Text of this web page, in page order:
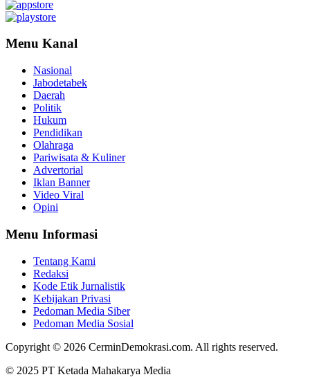
Menu Kanal
Nasional
Jabodetabek
Daerah
Politik
Hukum
Pendidikan
Olahraga
Pariwisata & Kuliner
Advertorial
Iklan Banner
Video Viral
Opini
Menu Informasi
Tentang Kami
Redaksi
Kode Etik Jurnalistik
Kebijakan Privasi
Pedoman Media Siber
Pedoman Media Sosial
Copyright © 2026 CerminDemokrasi.com. All rights reserved.
© 2025 PT Ketada Mahakarya Media